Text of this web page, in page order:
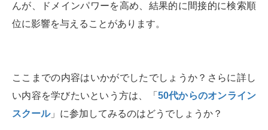
んが、ドメインパワーを高め、結果的に間接的に検索順
位に影響を与えることがあります。
ここまでの内容はいかがでしたでしょうか？さらに詳し
い内容を学びたいという方は、「 50代からのオンライン
スクール」に参加してみるのはどうでしょうか？